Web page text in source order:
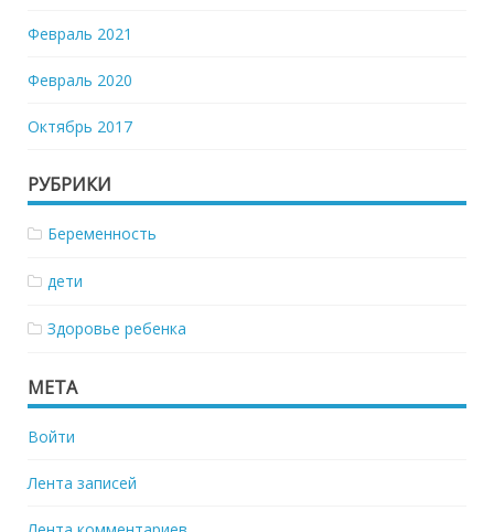
Февраль 2021
Февраль 2020
Октябрь 2017
РУБРИКИ
Беременность
дети
Здоровье ребенка
МЕТА
Войти
Лента записей